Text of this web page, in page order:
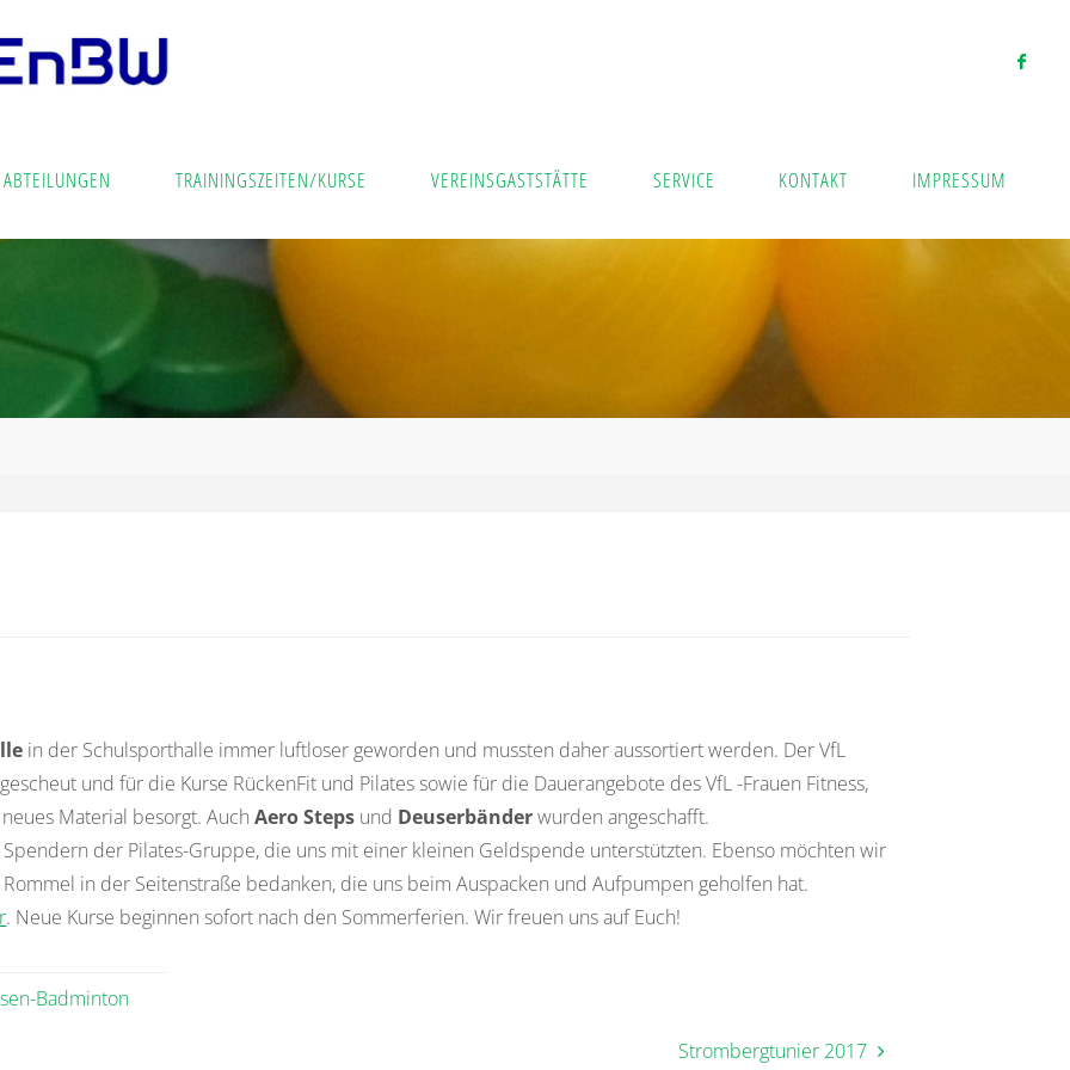
ABTEILUNGEN TRAININGSZEITEN/KURSE VEREINSGASTSTÄTTE SERVICE KONTAKT IMPRESSUM
in der Schulsporthalle immer luftloser geworden und mussten daher aussortiert werden. Der VfL
und für die Kurse RückenFit und Pilates sowie für die Dauerangebote des VfL -Frauen Fitness,
Material besorgt. AuchAero Steps und Deuserbänderwurden angeschafft.
der Pilates-Gruppe, die uns mit einer kleinen Geldspende unterstützten. Ebenso möchten wir
in der Seitenstraße bedanken, die uns beim Auspacken und Aufpumpen geholfen hat.
. Neue Kurse beginnen sofort nach den Sommerferien. Wir freuen uns auf Euch!
Badminton
Strombergtunier 2017